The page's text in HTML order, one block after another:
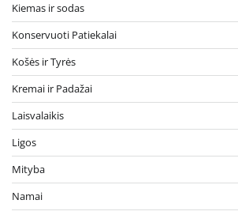
Kiemas ir sodas
Konservuoti Patiekalai
Košės ir Tyrės
Kremai ir Padažai
Laisvalaikis
Ligos
Mityba
Namai